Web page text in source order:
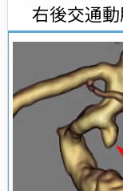
右後交通